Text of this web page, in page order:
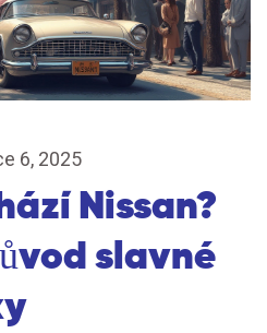
6, 2025
Nissan?
slavné